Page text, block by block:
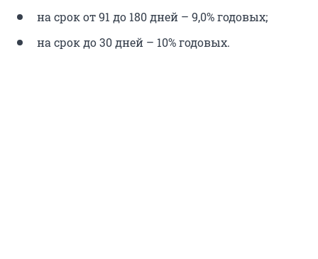
на срок от 91 до 180 дней – 9,0% годовых;
на срок до 30 дней – 10% годовых.